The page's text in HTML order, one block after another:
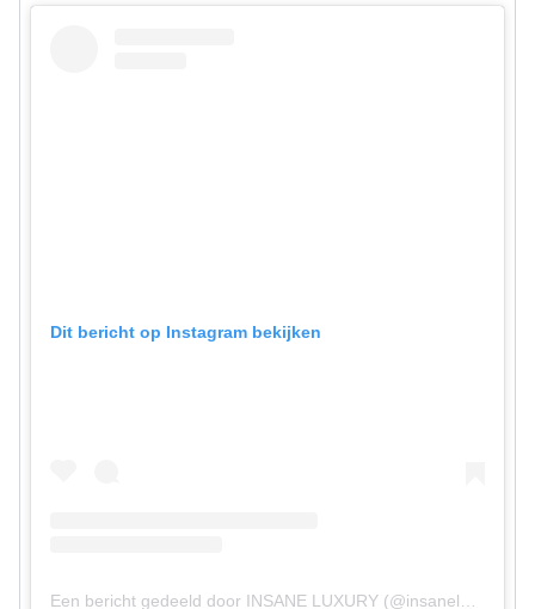
Dit bericht op Instagram bekijken
Een bericht gedeeld door INSANE LUXURY (@insaneluxurylife)